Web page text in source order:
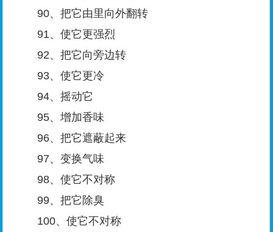
90、把它由里向外翻转
91、使它更强烈
92、把它向旁边转
93、使它更冷
94、摇动它
95、增加香味
96、把它遮蔽起来
97、变换气味
98、使它不对称
99、把它除臭
100、使它不对称